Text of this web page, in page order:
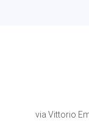
via Vittorio